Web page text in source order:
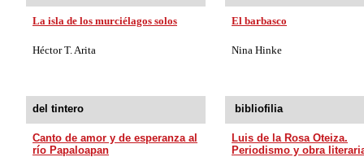
La isla de los murciélagos solos El barbasco
Héctor T. Arita Nina Hinke
del tintero bibliofilia
Canto de amor y de esperanza al
río Papaloapan
Luis de la Rosa Oteiza.
Periodismo y obra